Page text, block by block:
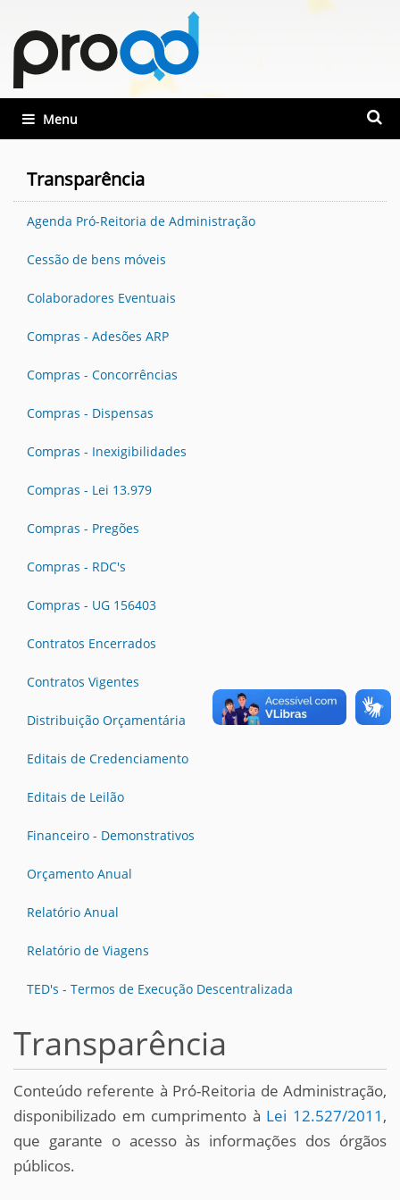
Busca
Toggle navigation
Transparência
Agenda Pró-Reitoria de Administração
Cessão de bens móveis
Colaboradores Eventuais
Compras - Adesões ARP
Compras - Concorrências
Compras - Dispensas
Compras - Inexigibilidades
Compras - Lei 13.979
Compras - Pregões
Compras - RDC's
Compras - UG 156403
Contratos Encerrados
Contratos Vigentes
Distribuição Orçamentária
Editais de Credenciamento
Editais de Leilão
Financeiro - Demonstrativos
Orçamento Anual
Relatório Anual
Relatório de Viagens
TED's - Termos de Execução Descentralizada
Transparência
Conteúdo referente à Pró-Reitoria de Administração,
disponibilizado em cumprimento à Lei 12.527/2011 ,
que garante o acesso às informações dos órgãos
públicos.